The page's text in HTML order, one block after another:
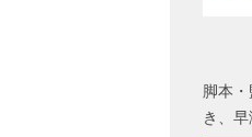
脚本
き、早